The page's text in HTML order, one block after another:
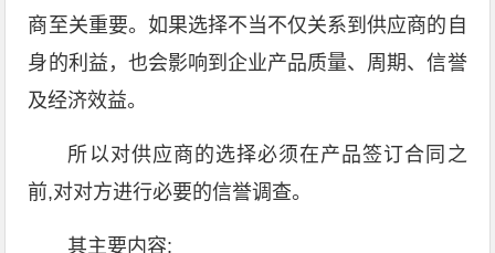
商至关重要。如果选择不当不仅关系到供应商的自
身的利益，也会影响到企业产品质量、周期、信誉
及经济效益。
所以对供应商的选择必须在产品签订合同之
前,对对方进行必要的信誉调查。
其主要内容: